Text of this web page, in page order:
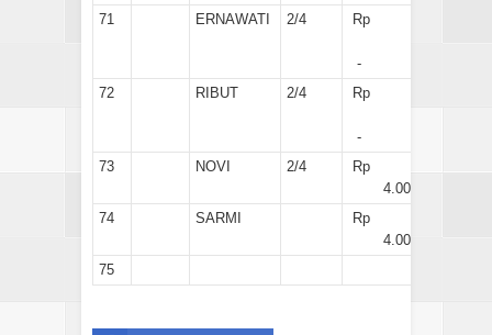
71
ERNAWATI 2/4 Rp
-
72
RIBUT 2/4 Rp
-
73
NOVI 2/4
Rp
4.000
74
SARMI
Rp
4.000
75